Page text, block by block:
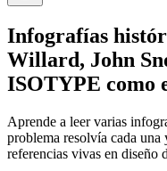
Infografías
Willard, John
ISOTYPE como
Aprende a leer varias
problema resolvía cada una
referencias vivas en diseño